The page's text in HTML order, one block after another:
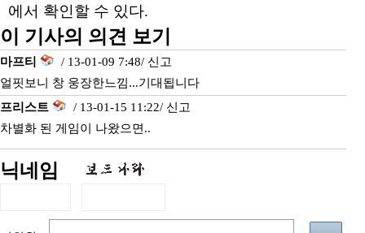
에서 확인할 수 있다.
이 기사의 의견 보기
마프티 / 13-01-09 7:48/ 신고
얼핏보니 창 웅장한느낌...기대됩니다
프리스트
/ 13-01-15 11:22/ 신고
차별화 된 게임이 나왔으면..
닉네임